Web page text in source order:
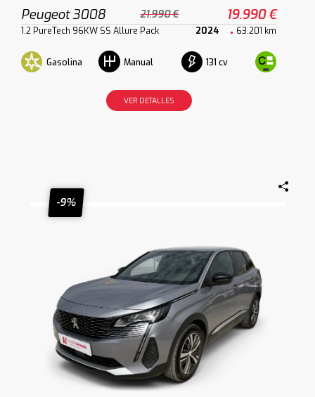
Peugeot 3008 21.990 € 19.990 €
1.2 PureTech 96KW SS Allure Pack 2024 63.201 km
Gasolina Manual 131 cv
VER DETALLES
-9%